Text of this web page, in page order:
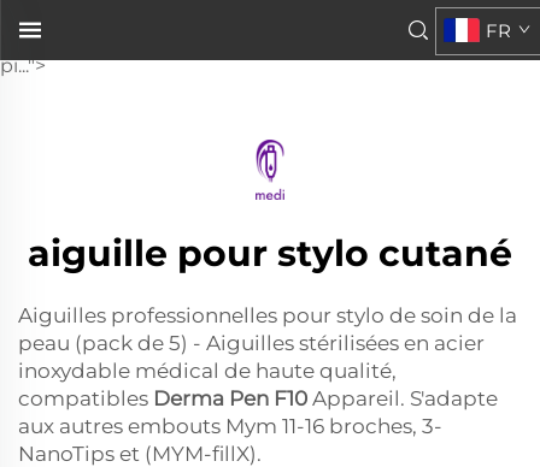
. Convient également aux autres dispositifs de 11 à 16
pi...">
FR
aiguille pour stylo cutané
Aiguilles professionnelles pour stylo de soin de la
peau (pack de 5) - Aiguilles stérilisées en acier
inoxydable médical de haute qualité,
compatibles Derma Pen F10 Appareil. S'adapte
aux autres embouts Mym 11-16 broches, 3-
NanoTips et (MYM-fillX).